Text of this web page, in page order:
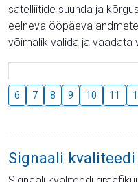
satelliitide suunda ja
eelneva ööpäeva
võimalik valida ja vaadata
6 7 8 9 10 11
Signaali